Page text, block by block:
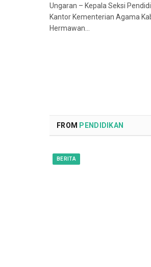
Ungaran – Kepala Seksi
Kantor Kementerian Agama
Hermawan…
FROM PENDIDIKAN
BERITA